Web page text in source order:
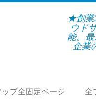
★創業
ウド
能。
企業
プ全固定ページ 全